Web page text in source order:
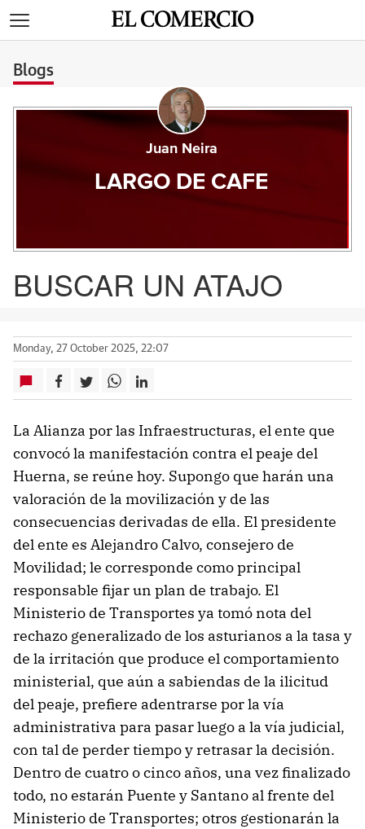
Blogs
Juan Neira
LARGO DE CAFE
BUSCAR UN ATAJO
Monday, 27 October 2025, 22:07
La Alianza por las Infraestructuras, el ente que
convocó la manifestación contra el peaje del
Huerna, se reúne hoy. Supongo que harán una
valoración de la movilización y de las
consecuencias derivadas de ella. El presidente
del ente es Alejandro Calvo, consejero de
Movilidad; le corresponde como principal
responsable fijar un plan de trabajo. El
Ministerio de Transportes ya tomó nota del
rechazo generalizado de los asturianos a la tasa y
de la irritación que produce el comportamiento
ministerial, que aún a sabiendas de la ilicitud
del peaje, prefiere adentrarse por la vía
administrativa para pasar luego a la vía judicial,
con tal de perder tiempo y retrasar la decisión.
Dentro de cuatro o cinco años, una vez finalizado
todo, no estarán Puente y Santano al frente del
Ministerio de Transportes; otros gestionarán la